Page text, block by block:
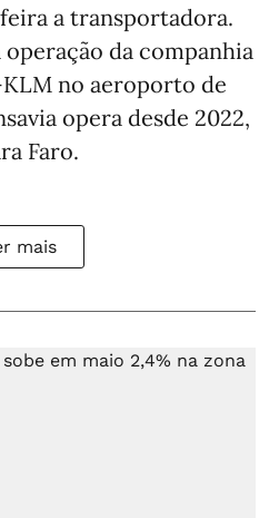
a transportadora.
da companhia
no aeroporto de
opera desde 2022,
Faro.
mais